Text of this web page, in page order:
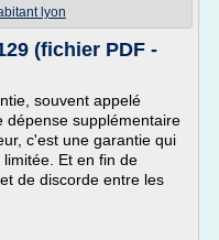
lyon
(fichier PDF -
souvent appelé
dépense supplémentaire
c'est une garantie qui
Et en fin de
de discorde entre les